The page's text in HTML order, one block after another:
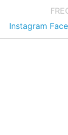
Instagram